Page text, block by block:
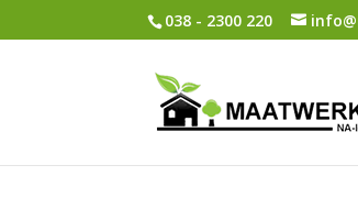
038 - 2300 220